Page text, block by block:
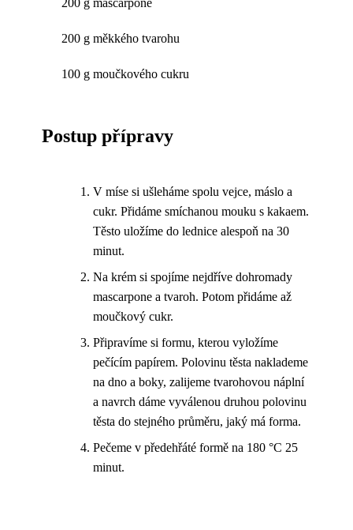
200 g měkkého tvarohu
100 g moučkového cukru
Postup přípravy
V míse si ušleháme spolu vejce, máslo a
cukr. Přidáme smíchanou mouku s kakaem.
Těsto uložíme do lednice alespoň na 30
minut.
Na krém si spojíme nejdříve dohromady
mascarpone a tvaroh. Potom přidáme až
moučkový cukr.
Připravíme si formu, kterou vyložíme
pečícím papírem. Polovinu těsta naklademe
na dno a boky, zalijeme tvarohovou náplní
a navrch dáme vyválenou druhou polovinu
těsta do stejného průměru, jaký má forma.
Pečeme v předehřáté formě na 180 °C 25
minut.